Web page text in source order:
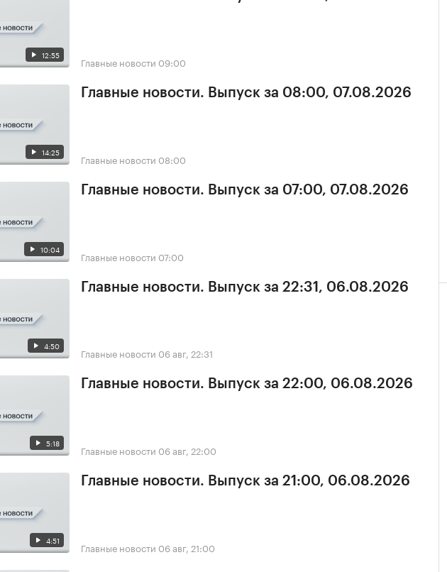
12:55 Главные новости 09:00
14:25
Главные новости. Выпуск за 08:00, 07.08.2026
Главные новости 08:00
10:04
Главные новости. Выпуск за 07:00, 07.08.2026
Главные новости 07:00
4:50
Главные новости. Выпуск за 22:31, 06.08.2026
Главные новости 06 авг, 22:31
5:18
Главные новости. Выпуск за 22:00, 06.08.2026
Главные новости 06 авг, 22:00
4:51
Главные новости. Выпуск за 21:00, 06.08.2026
Главные новости 06 авг, 21:00